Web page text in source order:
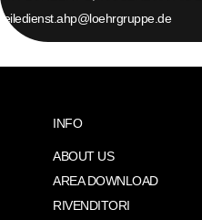
teiledienst.ahp@loehrgruppe.de
INFO
ABOUT US
AREA DOWNLOAD
RIVENDITORI